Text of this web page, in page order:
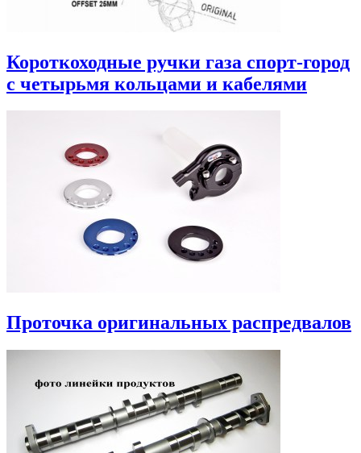
Короткоходные ручки газа спорт-город
с четырьмя кольцами и кабелями
Проточка оригинальных распредвалов